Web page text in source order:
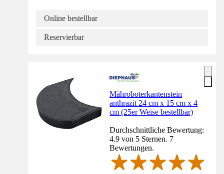
Online bestellbar
Reservierbar
Mähroboterkantenstein
anthrazit 24 cm x 15 cm x 4
cm (25er Weise bestellbar)
Durchschnittliche Bewertung:
4.9 von 5 Sternen. 7
Bewertungen.